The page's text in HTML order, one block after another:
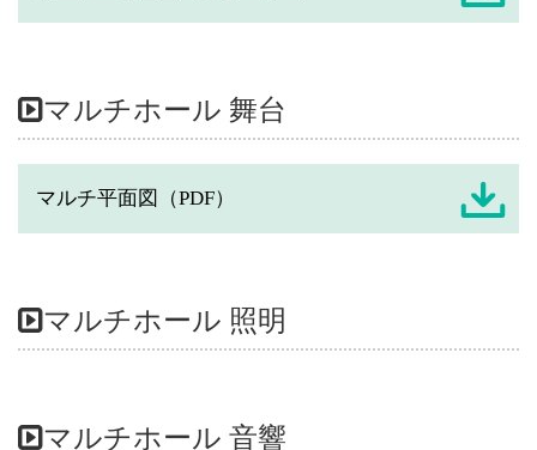
マルチホール 舞台
マルチ平面図（PDF）
マルチホール 照明
マルチホール 音響